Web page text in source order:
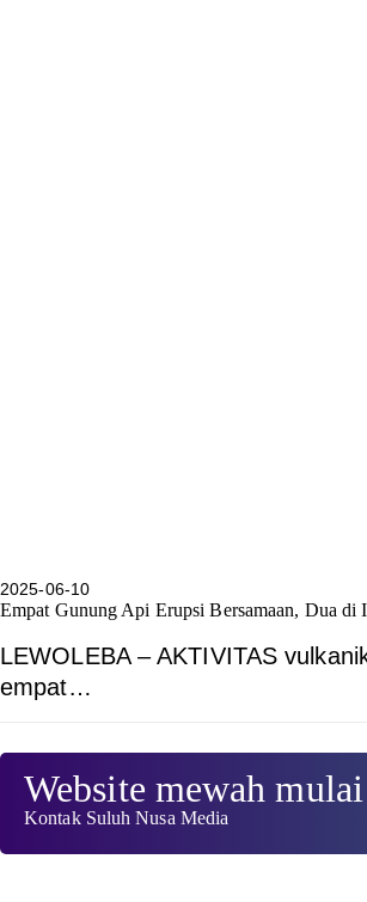
2025-06-10
Empat Gunung Api Erupsi Bersamaan, Dua di
LEWOLEBA – AKTIVITAS
empat…
Website mewah
Kontak Suluh Nusa Media